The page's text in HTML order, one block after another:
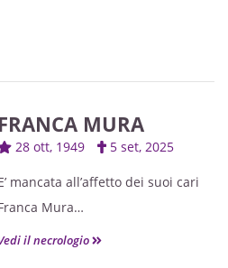
Martina con Alessandro,
i pronipoti Sofia, Cristian e Beatrice.
Un ringraziamento speciale a
e Walter per la loro
I funerali avranno luogo Martedì 21
FRANCA MURA
28 ott, 1949 5 set, 2025
mancata all’affetto dei suoi cari
Mura
Marghinotti
il necrologio